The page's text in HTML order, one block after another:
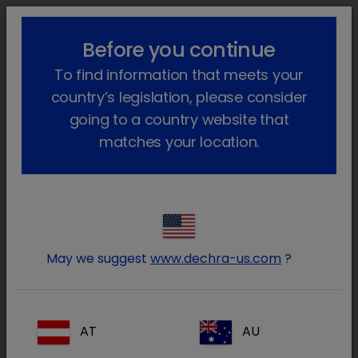
!-- Google Tag Manager -->
lock_outline search menu
Home Animali da compagnia
Oftalmologia
Congiuntivite
Prodotti per la congiuntivite
Prodotti per Congiuntivite
Entra nell’area riservata ai
Medici Veterinari e farmacisti
Before you continue
To find information that meets your
country’s legislation, please consider
going to a country website that
matches your location.
May we suggest www.dechra-us.com ?
AT AU